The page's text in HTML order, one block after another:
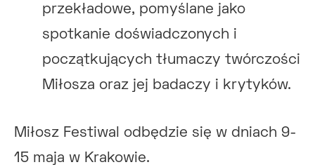
przekładowe, pomyślane jako
spotkanie doświadczonych i
początkujących tłumaczy twórczości
Miłosza oraz jej badaczy i krytyków.
Miłosz Festiwal odbędzie się w dniach 9-
15 maja w Krakowie.